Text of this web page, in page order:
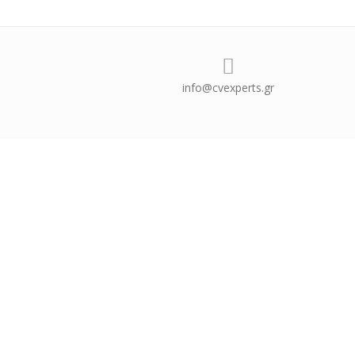
info@cvexperts.gr